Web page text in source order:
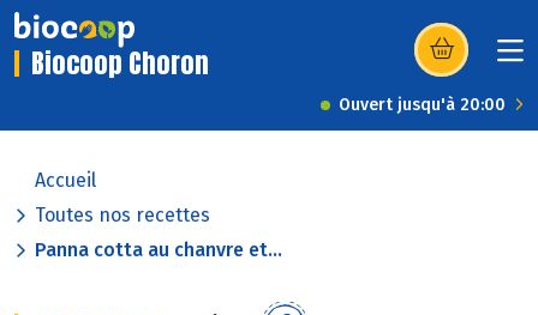
Biocoop Choron (s’ouvre dans
Ouvert jusqu'à 20:00
Accueil
Toutes nos recettes
Panna cotta au chanvre et...